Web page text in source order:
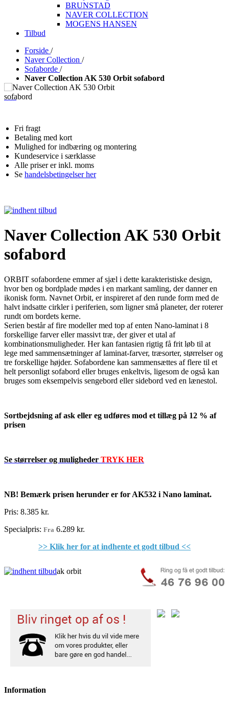
BRUNSTAD
NAVER COLLECTION
MOGENS HANSEN
Tilbud
Forside /
Naver Collection /
Sofaborde /
Naver Collection AK 530 Orbit sofabord
Fri fragt
Betaling med kort
Mulighed for indbæring og montering
Kundeservice i særklasse
Alle priser er inkl. moms
Se handelsbetingelser her
Naver Collection AK 530 Orbit
sofabord
ORBIT sofabordene emmer af sjæl i dette karakteristiske design,
hvor ben og bordplade mødes i en markant samling, der danner en
ikonisk form. Navnet Orbit, er inspireret af den runde form med de
halvt indsatte cirkler i periferien, som ligner små planeter, der roterer
rundt om bordets kerne.
Serien består af fire modeller med top af enten Nano-laminat i 8
forskellige farver eller massivt træ, der giver et utal af
kombinationsmuligheder. Her kan fantasien rigtig få frit løb til at
lege med sammensætninger af laminat-farver, træsorter, størrelser og
tre forskellige højder. Sofabordene kan sammensættes af flere til et
helt personligt sofabord eller bruges enkeltvis, ligesom de også kan
bruges som eksempelvis sengebord eller sidebord ved en lænestol.
Sortbejdsning af ask eller eg udføres mod et tillæg på 12 % af
prisen
Se størrelser og muligheder TRYK HER
NB! Bemærk prisen herunder er for AK532 i Nano laminat.
Pris: 8.385 kr.
Specialpris: Fra 6.289 kr.
>> Klik her for at indhente et godt tilbud <<
ak orbit
Information